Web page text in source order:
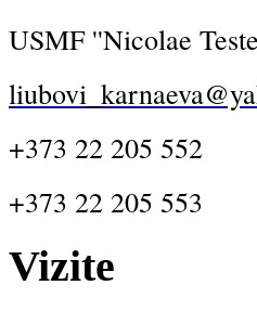
USMF ''Nicolae
+373 22 205 552
+373 22 205 553
Vizite